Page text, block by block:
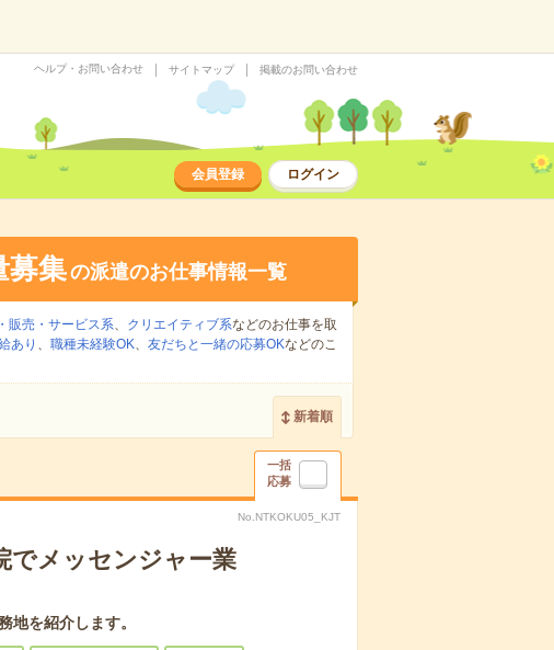
ヘルプ・お問い合わせ サイトマップ 掲載のお問い合わせ
会員登録 ログイン
募集の派遣のお仕事情報一覧
販売・サービス系、 クリエイティブ系などのお仕事を取
あり 、 職種未経験OK、 友だちと一緒の応募OKなどのこ
新着順
一括
応募
No.NTKOKU05_KJT
メッセンジャー業
を紹介します。